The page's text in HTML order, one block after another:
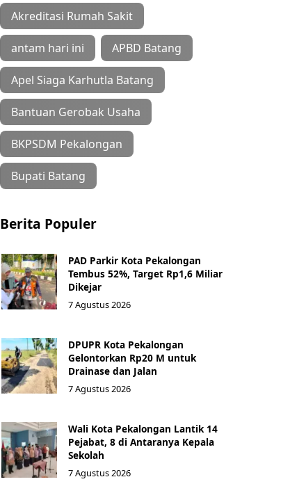
Akreditasi Rumah Sakit
antam hari ini APBD Batang
Apel Siaga Karhutla Batang
Bantuan Gerobak Usaha
BKPSDM Pekalongan
Bupati Batang
Berita Populer
PAD Parkir Kota Pekalongan
Tembus 52%, Target Rp1,6 Miliar
Dikejar
7 Agustus 2026
DPUPR Kota Pekalongan
Gelontorkan Rp20 M untuk
Drainase dan Jalan
7 Agustus 2026
Wali Kota Pekalongan Lantik 14
Pejabat, 8 di Antaranya Kepala
Sekolah
7 Agustus 2026